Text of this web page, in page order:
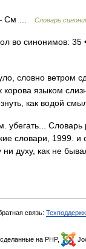
См … Словарь
во синонимов: 35
словно ветром
корова языком
как водой
убегать... Словарь
словари, 1999. и
ни духу, как не
связь:
, сделанные на PHP,